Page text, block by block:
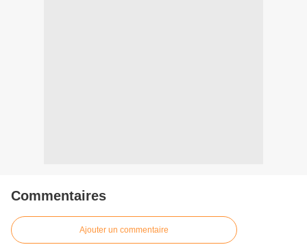
Commentaires
Ajouter un commentaire